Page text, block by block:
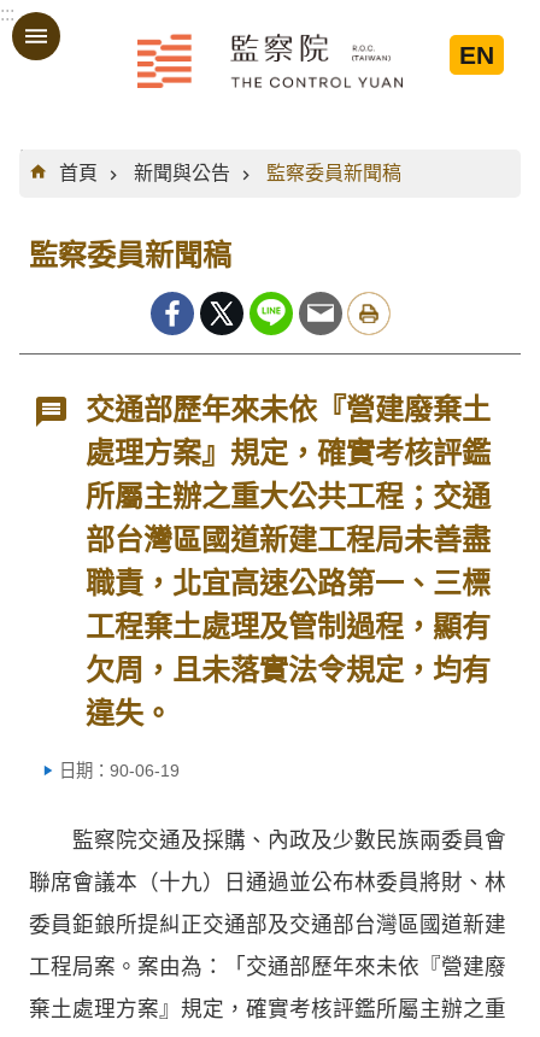
跳到主要內容區塊
:::
EN
:::
首頁
新聞與公告 監察委員新聞稿
監察委員新聞稿
交通部歷年來未依『營建廢棄土
處理方案』規定，確實考核評鑑
所屬主辦之重大公共工程；交通
部台灣區國道新建工程局未善盡
職責，北宜高速公路第一、三標
工程棄土處理及管制過程，顯有
欠周，且未落實法令規定，均有
違失。
日期：90-06-19
監察院交通及採購、內政及少數民族兩委員會
聯席會議本（十九）日通過並公布林委員將財、林
委員鉅鋃所提糾正交通部及交通部台灣區國道新建
工程局案。案由為：「交通部歷年來未依『營建廢
棄土處理方案』規定，確實考核評鑑所屬主辦之重